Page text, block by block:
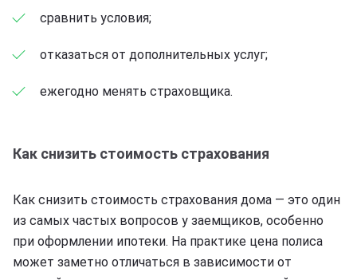
сравнить условия;
отказаться от дополнительных услуг;
ежегодно менять страховщика.
Как снизить стоимость страхования
Как снизить стоимость страхования дома — это один
из самых частых вопросов у заемщиков, особенно
при оформлении ипотеки. На практике цена полиса
может заметно отличаться в зависимости от